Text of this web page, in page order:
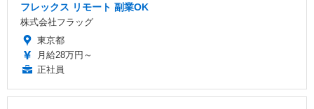
フレックス リモート 副業OK
株式会社フラッグ
東京都
月給28万円～
正社員